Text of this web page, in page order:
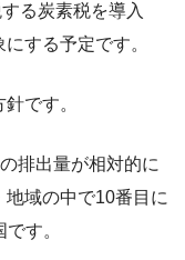
る炭素税を導入
する予定です。
です。
排出量が相対的に
域の中で10番目に
す。